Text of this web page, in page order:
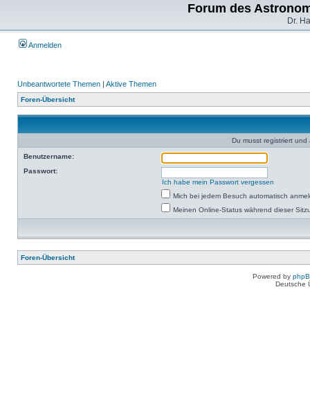
Forum des
Dr.
Anmelden
Unbeantwortete Themen | Aktive Themen
Foren-Übersicht
Du musst registriert
Benutzername:
Passwort:
Ich habe mein Passwort vergessen
Mich bei jedem Besuch automatisch
Meinen Online-Status während dieser
Foren-Übersicht
Powered by
Deutsche